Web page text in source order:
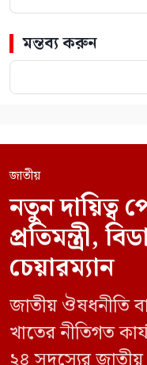
মন্তব্য করুন
জাতীয়
নতুন দায়িত্ব
প্রতিমন্ত্রী,
চেয়ারম্যান
জাতীয় ঔষধনীতি
খাতের নীতিগত